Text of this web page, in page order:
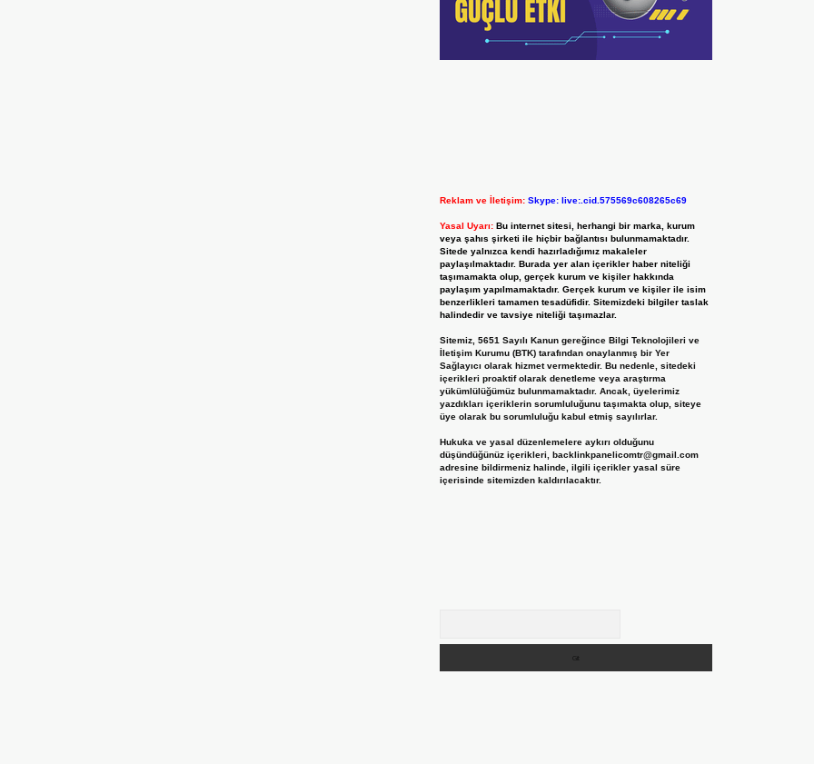
Reklam ve İletişim: Skype: live:.cid.575569c608265c69
Yasal Uyarı: Bu internet sitesi, herhangi bir marka, kurum
veya şahıs şirketi ile hiçbir bağlantısı bulunmamaktadır.
Sitede yalnızca kendi hazırladığımız makaleler
paylaşılmaktadır. Burada yer alan içerikler haber niteliği
taşımamakta olup, gerçek kurum ve kişiler hakkında
paylaşım yapılmamaktadır. Gerçek kurum ve kişiler ile isim
benzerlikleri tamamen tesadüfidir. Sitemizdeki bilgiler taslak
halindedir ve tavsiye niteliği taşımazlar.
Sitemiz, 5651 Sayılı Kanun gereğince Bilgi Teknolojileri ve
İletişim Kurumu (BTK) tarafından onaylanmış bir Yer
Sağlayıcı olarak hizmet vermektedir. Bu nedenle, sitedeki
içerikleri proaktif olarak denetleme veya araştırma
yükümlülüğümüz bulunmamaktadır. Ancak, üyelerimiz
yazdıkları içeriklerin sorumluluğunu taşımakta olup, siteye
üye olarak bu sorumluluğu kabul etmiş sayılırlar.
Hukuka ve yasal düzenlemelere aykırı olduğunu
düşündüğünüz içerikleri, backlinkpanelicomtr@gmail.com
adresine bildirmeniz halinde, ilgili içerikler yasal süre
içerisinde sitemizden kaldırılacaktır.